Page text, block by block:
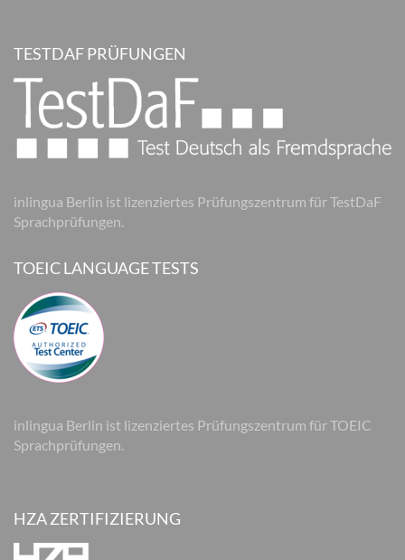
TESTDAF PRÜFUNGEN
inlingua Berlin ist lizenziertes Prüfungszentrum für TestDaF
Sprachprüfungen.
TOEIC LANGUAGE TESTS
inlingua Berlin ist lizenziertes Prüfungszentrum für TOEIC
Sprachprüfungen.
HZA ZERTIFIZIERUNG